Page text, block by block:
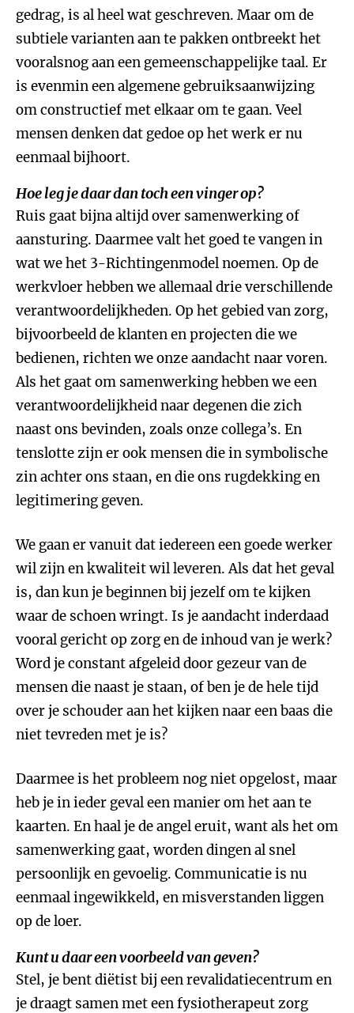
gedrag, is al heel wat geschreven. Maar om de
subtiele varianten aan te pakken ontbreekt het
vooralsnog aan een gemeenschappelijke taal. Er
is evenmin een algemene gebruiksaanwijzing
om constructief met elkaar om te gaan. Veel
mensen denken dat gedoe op het werk er nu
eenmaal bijhoort.
Hoe leg je daar dan toch een vinger op?
Ruis gaat bijna altijd over samenwerking of
aansturing. Daarmee valt het goed te vangen in
wat we het 3-Richtingenmodel noemen. Op de
werkvloer hebben we allemaal drie verschillende
verantwoordelijkheden. Op het gebied van zorg,
bijvoorbeeld de klanten en projecten die we
bedienen, richten we onze aandacht naar voren.
Als het gaat om samenwerking hebben we een
verantwoordelijkheid naar degenen die zich
naast ons bevinden, zoals onze collega’s. En
tenslotte zijn er ook mensen die in symbolische
zin achter ons staan, en die ons rugdekking en
legitimering geven.
We gaan er vanuit dat iedereen een goede werker
wil zijn en kwaliteit wil leveren. Als dat het geval
is, dan kun je beginnen bij jezelf om te kijken
waar de schoen wringt. Is je aandacht inderdaad
vooral gericht op zorg en de inhoud van je werk?
Word je constant afgeleid door gezeur van de
mensen die naast je staan, of ben je de hele tijd
over je schouder aan het kijken naar een baas die
niet tevreden met je is?
Daarmee is het probleem nog niet opgelost, maar
heb je in ieder geval een manier om het aan te
kaarten. En haal je de angel eruit, want als het om
samenwerking gaat, worden dingen al snel
persoonlijk en gevoelig. Communicatie is nu
eenmaal ingewikkeld, en misverstanden liggen
op de loer.
Kunt u daar een voorbeeld van geven?
Stel, je bent diëtist bij een revalidatiecentrum en
je draagt samen met een fysiotherapeut zorg